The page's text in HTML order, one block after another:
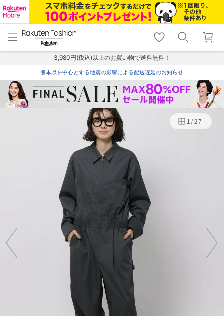
menu home
トップ
shopping_cart lock_outline
ログイン
3,980円(税込)以上のお買い物で送料無料！
熊本県を中心とする地震の影響による配送遅延のお知らせ
1/27